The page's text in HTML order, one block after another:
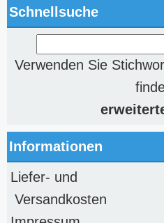
Schnellsuche
Verwenden Sie
Informationen
Liefer- und
Versandkosten